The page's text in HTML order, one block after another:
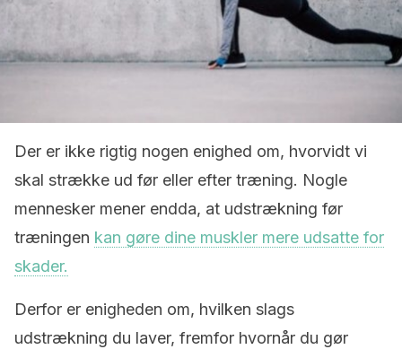
Der er ikke rigtig nogen enighed om, hvorvidt vi
skal strække ud før eller efter træning. Nogle
mennesker mener endda, at udstrækning før
træningen kan gøre dine muskler mere udsatte for
skader.
Derfor er enigheden om, hvilken slags
udstrækning du laver, fremfor hvornår du gør